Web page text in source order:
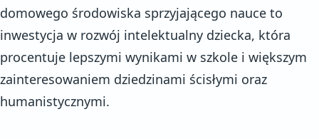
domowego środowiska sprzyjającego nauce to
inwestycja w rozwój intelektualny dziecka, która
procentuje lepszymi wynikami w szkole i większym
zainteresowaniem dziedzinami ścisłymi oraz
humanistycznymi.